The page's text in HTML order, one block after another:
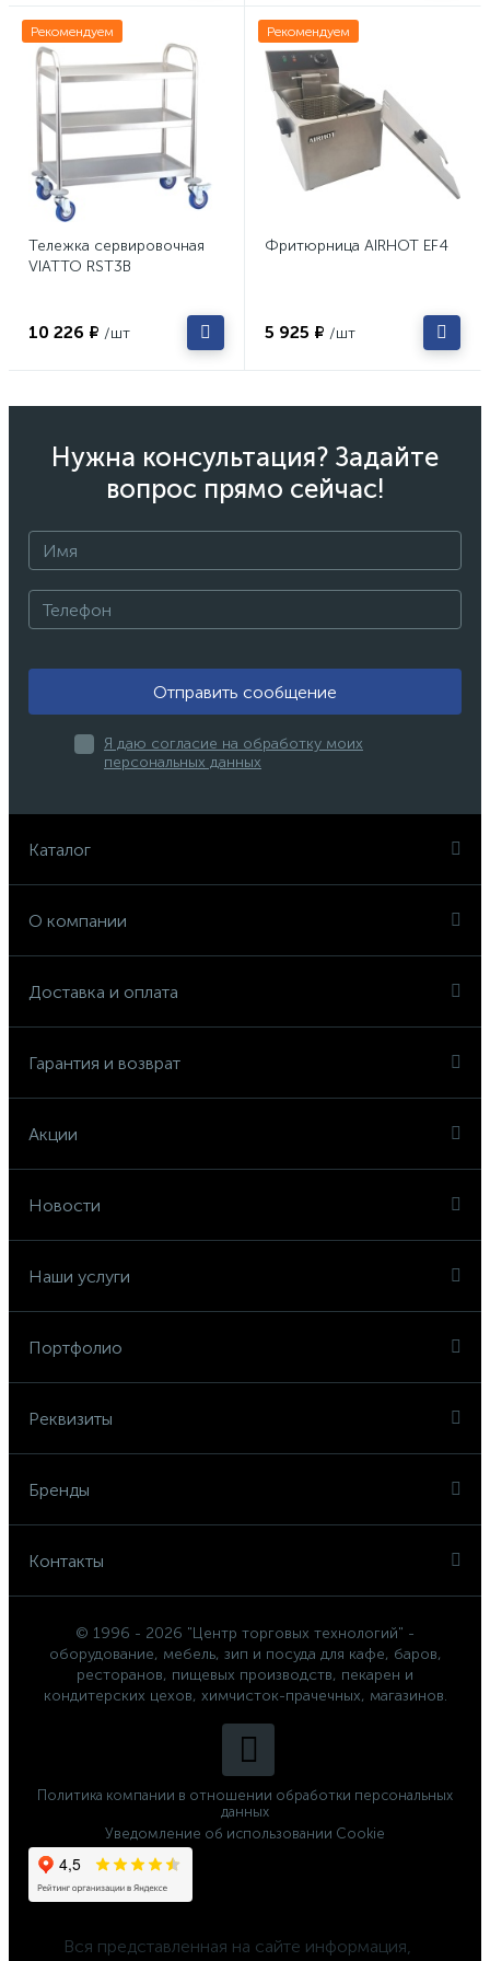
Рекомендуем
Тележка сервировочная
VIATTO RST3B
10 226 ₽ /шт
Рекомендуем
Фритюрница AIRHOT EF4
5 925 ₽ /шт
Нужна консультация? Задайте
вопрос прямо сейчас!
Отправить сообщение
Я даю согласие на обработку моих
персональных данных
Каталог
О компании
Доставка и оплата
Гарантия и возврат
Акции
Новости
Наши услуги
Портфолио
Реквизиты
Бренды
Контакты
© 1996 - 2026 "Центр торговых технологий" -
оборудование, мебель, зип и посуда для кафе, баров,
ресторанов, пищевых производств, пекарен и
кондитерских цехов, химчисток-прачечных, магазинов.
Политика компании в отношении обработки персональных
данных
Уведомление об использовании Cookie